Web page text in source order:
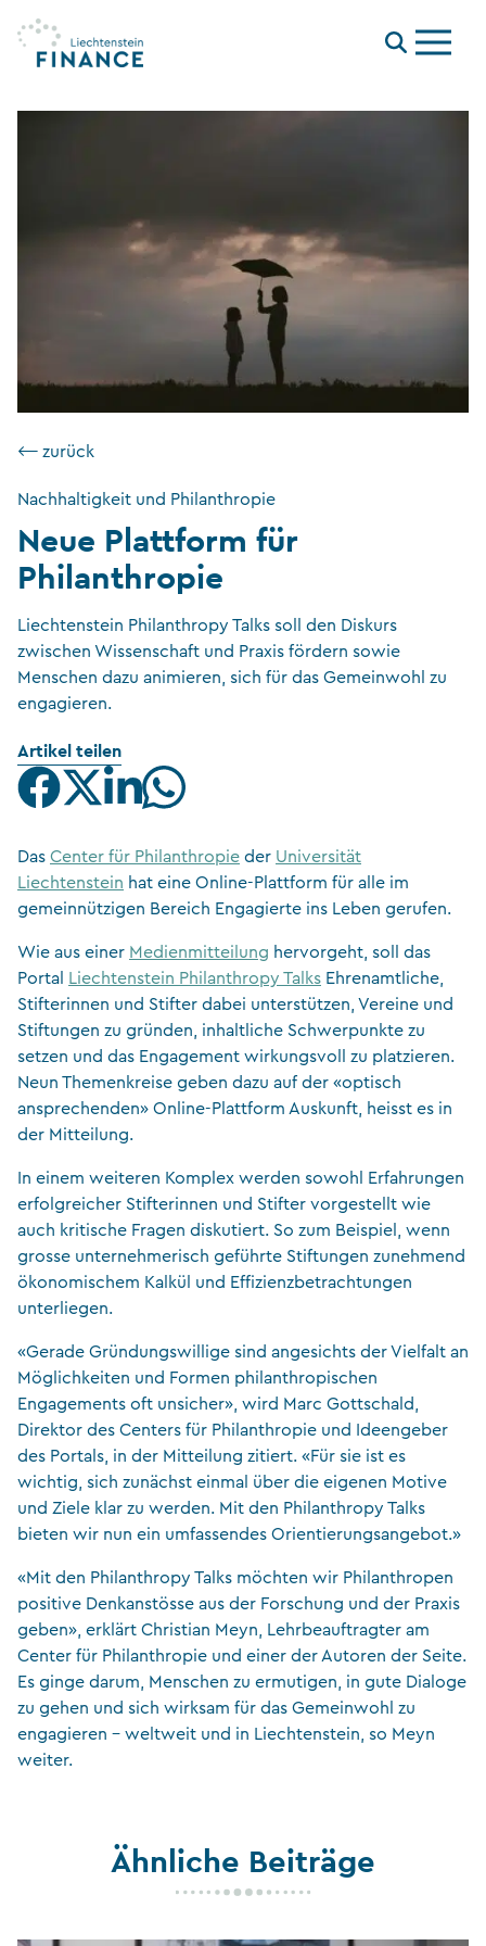
Menu
⟵ zurück
Nachhaltigkeit und Philanthropie
Neue Plattform für
Philanthropie
Liechtenstein Philanthropy Talks soll den Diskurs
zwischen Wissenschaft und Praxis fördern sowie
Menschen dazu animieren, sich für das Gemeinwohl zu
engagieren.
Artikel teilen
Das Center für Philanthropie der Universität
Liechtenstein hat eine Online-Plattform für alle im
gemeinnützigen Bereich Engagierte ins Leben gerufen.
Wie aus einer Medienmitteilung hervorgeht, soll das
Portal
Liechtenstein Philanthropy Talks Ehrenamtliche,
Stifterinnen und Stifter dabei unterstützen, Vereine und
Stiftungen zu gründen, inhaltliche Schwerpunkte zu
setzen und das Engagement wirkungsvoll zu platzieren.
Neun Themenkreise geben dazu auf der «optisch
ansprechenden» Online-Plattform Auskunft, heisst es in
der Mitteilung.
In einem weiteren Komplex werden sowohl Erfahrungen
erfolgreicher Stifterinnen und Stifter vorgestellt wie
auch kritische Fragen diskutiert. So zum Beispiel, wenn
grosse unternehmerisch geführte Stiftungen zunehmend
ökonomischem Kalkül und Effizienzbetrachtungen
unterliegen.
«Gerade Gründungswillige sind angesichts der Vielfalt an
Möglichkeiten und Formen philanthropischen
Engagements oft unsicher», wird Marc Gottschald,
Direktor des Centers für Philanthropie und Ideengeber
des Portals, in der Mitteilung zitiert. «Für sie ist es
wichtig, sich zunächst einmal über die eigenen Motive
und Ziele klar zu werden. Mit den Philanthropy Talks
bieten wir nun ein umfassendes Orientierungsangebot.»
«Mit den Philanthropy Talks möchten wir Philanthropen
positive Denkanstösse aus der Forschung und der Praxis
geben», erklärt Christian Meyn, Lehrbeauftragter am
Center für Philanthropie und einer der Autoren der Seite.
Es ginge darum, Menschen zu ermutigen, in gute Dialoge
zu gehen und sich wirksam für das Gemeinwohl zu
engagieren – weltweit und in Liechtenstein, so Meyn
weiter.
Ähnliche Beiträge